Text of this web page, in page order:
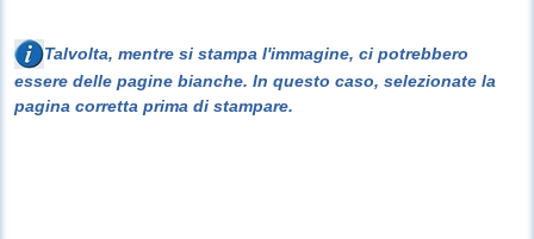
Talvolta, mentre si stampa l'immagine, ci potrebbero
essere delle pagine bianche. In questo caso, selezionate la
pagina corretta prima di stampare.